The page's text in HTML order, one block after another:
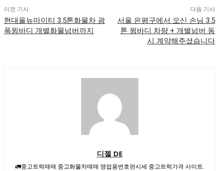
이전 기사
현대올뉴마이티 3.5톤화물차 광
폭윙바디 개별화물넘버까지
다음 기사
서울 은평구에서 오신 손님 3.5
톤 윙바디 차량 + 개별넘버 동
시 계약해주셨습니다
디젤 DE
🚛중고트럭매매 중고화물차매매 영업용번호판시세 중고트럭가격 사이트.